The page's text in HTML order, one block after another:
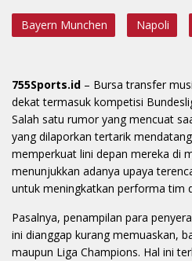
Bayern Munchen Napoli
755Sports.id – Bursa transfer
dekat termasuk kompetisi
Salah satu rumor yang mencuat
yang dilaporkan tertarik
memperkuat lini depan mereka di
menunjukkan adanya upaya
untuk meningkatkan performa tim
Pasalnya, penampilan para
ini dianggap kurang memuaskan,
maupun Liga Champions. Hal ini